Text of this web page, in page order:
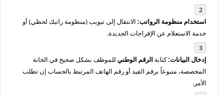
استخدام منظومة الرواتب: الانتقال إلى تبويب (منظومة راتبك لحظي) أو
خدمة الاستعلام عن الإفراجات الجديدة.
إدخال البيانات:كتابة الرقم الوطني للموظف بشكل صحيح في الخانة
المخصصة، متبوعاً برقم القيد أو رقم الهاتف المرتبط بالحساب إن تطلب
الأمر.